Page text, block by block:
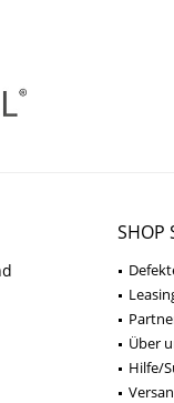
SHOP
Über
Hilfe/